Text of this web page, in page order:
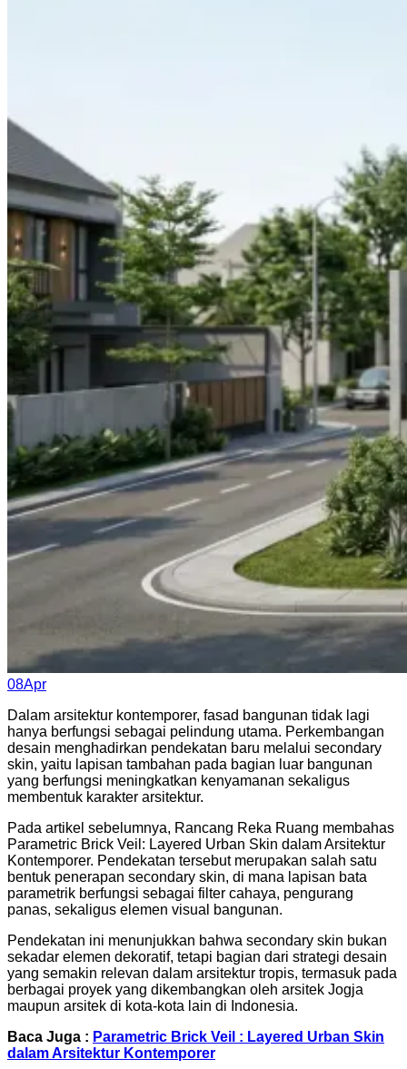
Posted
08Apr
Dalam arsitektur kontemporer, fasad bangunan tidak lagi
hanya berfungsi sebagai pelindung utama. Perkembangan
desain menghadirkan pendekatan baru melalui secondary
skin, yaitu lapisan tambahan pada bagian luar bangunan
yang berfungsi meningkatkan kenyamanan sekaligus
membentuk karakter arsitektur.
Pada artikel sebelumnya, Rancang Reka Ruang membahas
Parametric Brick Veil: Layered Urban Skin dalam Arsitektur
Kontemporer. Pendekatan tersebut merupakan salah satu
bentuk penerapan secondary skin, di mana lapisan bata
parametrik berfungsi sebagai filter cahaya, pengurang
panas, sekaligus elemen visual bangunan.
Pendekatan ini menunjukkan bahwa secondary skin bukan
sekadar elemen dekoratif, tetapi bagian dari strategi desain
yang semakin relevan dalam arsitektur tropis, termasuk pada
berbagai proyek yang dikembangkan oleh arsitek Jogja
maupun arsitek di kota-kota lain di Indonesia.
Baca Juga : Parametric Brick Veil : Layered Urban Skin
dalam Arsitektur Kontemporer